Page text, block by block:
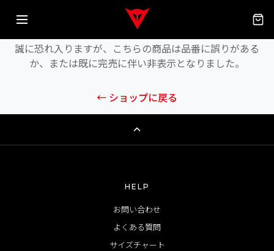
商品が見つかりません
誠に恐れ入りますが、こちらの商品は品番に誤りがある
か、または既に完売に伴い非表示となりました。
← ショップに戻る
HELP
お問い合わせ
よくある質問
サイズチャート